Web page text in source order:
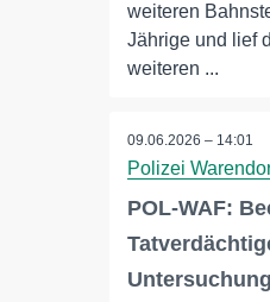
weiteren
Jährige und lief
weiteren ...
09.06.2026 – 14:01
Polizei
POL-WAF: